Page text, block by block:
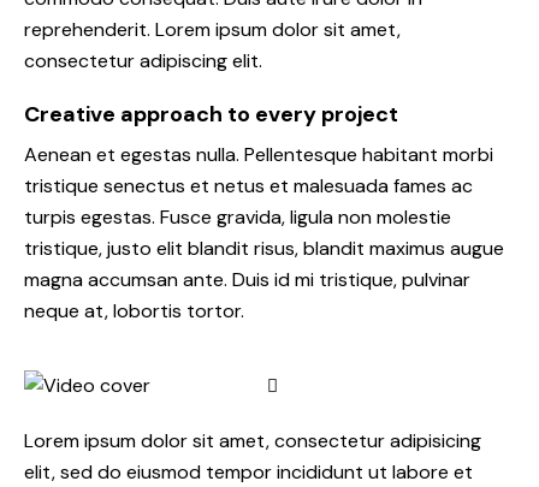
reprehenderit. Lorem ipsum dolor sit amet,
consectetur adipiscing elit.
Creative approach to every project
Aenean et egestas nulla. Pellentesque habitant morbi
tristique senectus et netus et malesuada fames ac
turpis egestas. Fusce gravida, ligula non molestie
tristique, justo elit blandit risus, blandit maximus augue
magna accumsan ante. Duis id mi tristique, pulvinar
neque at, lobortis tortor.
Lorem ipsum dolor sit amet, consectetur adipisicing
elit, sed do eiusmod tempor incididunt ut labore et